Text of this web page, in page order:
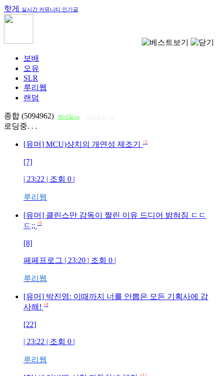
핫게 실시간 커뮤니티 인기글
보배
오유
SLR
루리웹
랜덤
종합 (5094962) 썸네일on
로딩중. . .
[유머] MCU)샹치의 개연성 제조기 +5
[7]
| 23:22 | 조회 0 |
루리웹
[유머] 클린스만 감독이 짤린 이유 드디어 밝혀짐 ㄷㄷ
ㄷ;; +9
[8]
페페프로그 | 23:20 | 조회 0 |
루리웹
[유머] 박진영: 이때까지 너를 안뽑은 모든 기획사에 감
사해! +8
[22]
| 23:22 | 조회 0 |
루리웹